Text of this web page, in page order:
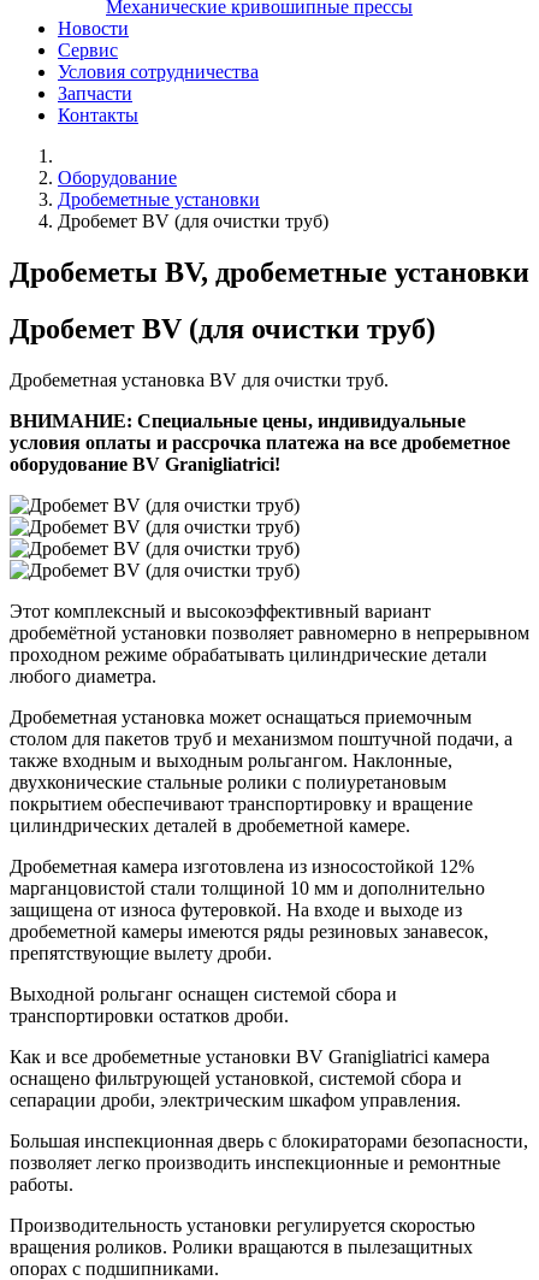
Механические кривошипные прессы
Новости
Сервис
Условия сотрудничества
Запчасти
Контакты
Оборудование
Дробеметные установки
Дробемет BV (для очистки труб)
Дробеметы BV, дробеметные установки
Дробемет BV (для очистки труб)
Дробеметная установка BV для очистки труб.
ВНИМАНИЕ: Специальные цены, индивидуальные
условия оплаты и рассрочка платежа на все дробеметное
оборудование BV Granigliatrici!
Этот комплексный и высокоэффективный вариант
дробемётной установки позволяет равномерно в непрерывном
проходном режиме обрабатывать цилиндрические детали
любого диаметра.
Дробеметная установка может оснащаться приемочным
столом для пакетов труб и механизмом поштучной подачи, а
также входным и выходным рольгангом. Наклонные,
двухконические стальные ролики с полиуретановым
покрытием обеспечивают транспортировку и вращение
цилиндрических деталей в дробеметной камере.
Дробеметная камера изготовлена из износостойкой 12%
марганцовистой стали толщиной 10 мм и дополнительно
защищена от износа футеровкой. На входе и выходе из
дробеметной камеры имеются ряды резиновых занавесок,
препятствующие вылету дроби.
Выходной рольганг оснащен системой сбора и
транспортировки остатков дроби.
Как и все дробеметные установки BV Granigliatrici камера
оснащено фильтрующей установкой, системой сбора и
сепарации дроби, электрическим шкафом управления.
Большая инспекционная дверь с блокираторами безопасности,
позволяет легко производить инспекционные и ремонтные
работы.
Производительность установки регулируется скоростью
вращения роликов. Ролики вращаются в пылезащитных
опорах с подшипниками.